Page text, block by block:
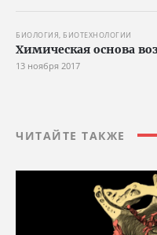
БИОЛОГИЯ, БИОТЕХНОЛОГИИ
Химическая основа
13 ноября 2017
ЧИТАЙТЕ ТАКЖЕ